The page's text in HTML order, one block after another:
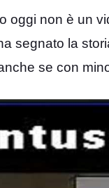
oggi non è un
segnato la
se con